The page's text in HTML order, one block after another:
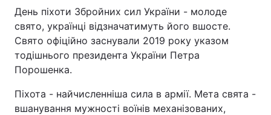
Зброя Інциденти
Здоров'я Туризм
Цікавинки
Екологія Регіони
День піхоти Збройних сил України - молоде
свято, українці відзначатимуть його вшосте.
Свято офіційно заснували 2019 року указом
тодішнього президента України Петра
Порошенка.
Піхота - найчисленніша сила в армії. Мета свята -
вшанування мужності воїнів механізованих,